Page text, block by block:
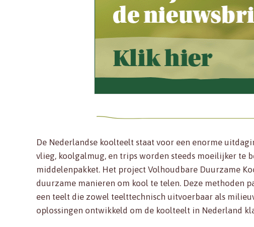
De Nederlandse koolteelt staat voor een enorme
vlieg, koolgalmug, en trips worden steeds moeilijker te
middelenpakket. Het project Volhoudbare Duurzame
duurzame manieren om kool te telen. Deze methoden
een teelt die zowel teelttechnisch uitvoerbaar als
oplossingen ontwikkeld om de koolteelt in Nederland